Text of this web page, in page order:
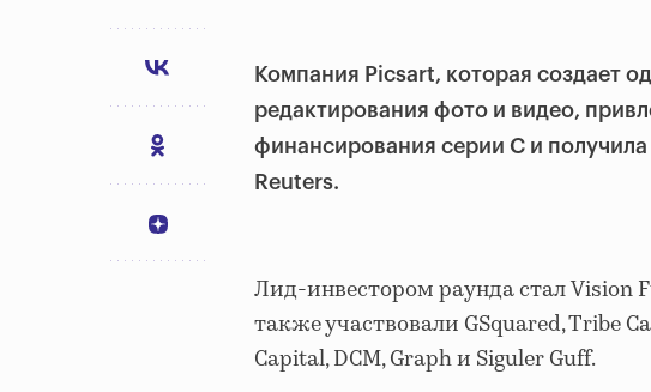
Компания Picsart, которая создает
редактирования фото и видео,
финансирования серии C и
Reuters.
Лид-инвестором раунда стал Vision
также участвовали GSquared, Tribe
Capital, DCM, Graph и Siguler Guff.